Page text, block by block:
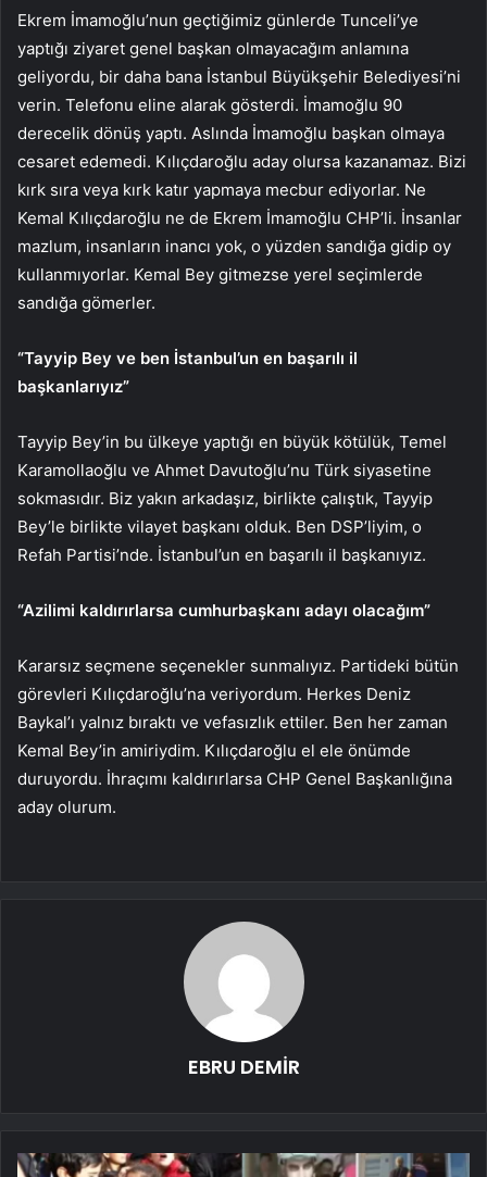
Ekrem İmamoğlu’nun geçtiğimiz günlerde Tunceli’ye
yaptığı ziyaret genel başkan olmayacağım anlamına
geliyordu, bir daha bana İstanbul Büyükşehir Belediyesi’ni
verin. Telefonu eline alarak gösterdi. İmamoğlu 90
derecelik dönüş yaptı. Aslında İmamoğlu başkan olmaya
cesaret edemedi. Kılıçdaroğlu aday olursa kazanamaz. Bizi
kırk sıra veya kırk katır yapmaya mecbur ediyorlar. Ne
Kemal Kılıçdaroğlu ne de Ekrem İmamoğlu CHP’li. İnsanlar
mazlum, insanların inancı yok, o yüzden sandığa gidip oy
kullanmıyorlar. Kemal Bey gitmezse yerel seçimlerde
sandığa gömerler.
“Tayyip Bey ve ben İstanbul’un en başarılı il
başkanlarıyız”
Tayyip Bey’in bu ülkeye yaptığı en büyük kötülük, Temel
Karamollaoğlu ve Ahmet Davutoğlu’nu Türk siyasetine
sokmasıdır. Biz yakın arkadaşız, birlikte çalıştık, Tayyip
Bey’le birlikte vilayet başkanı olduk. Ben DSP’liyim, o
Refah Partisi’nde. İstanbul’un en başarılı il başkanıyız.
“Azilimi kaldırırlarsa cumhurbaşkanı adayı olacağım”
Kararsız seçmene seçenekler sunmalıyız. Partideki bütün
görevleri Kılıçdaroğlu’na veriyordum. Herkes Deniz
Baykal’ı yalnız bıraktı ve vefasızlık ettiler. Ben her zaman
Kemal Bey’in amiriydim. Kılıçdaroğlu el ele önümde
duruyordu. İhraçımı kaldırırlarsa CHP Genel Başkanlığına
aday olurum.
EBRU DEMİR